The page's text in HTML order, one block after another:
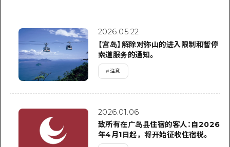
夜晚生活
世界遗产
学习·体验
历史·文化
艺北
宫岛周边
短途旅行
艺北
宫岛周边
东山口
爱媛
岛根
访问访问
次要流量摘要
设施拥堵
行李寄存和运送服务
广岛表情周游券
新闻
2026.05.22
【宫岛】解除对弥山的进入限制和暂停
索道服务的通知。
# 注意
2026.01.06
致所有在广岛县住宿的客人：自2026
年4月1日起，将开始征收住宿税。